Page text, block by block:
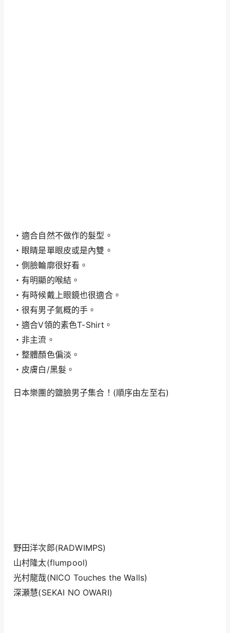
・適合自然不做作的髮型。
・眼睛是單眼皮或是內雙。
・側臉輪廓很好看。
・有明顯的喉結。
・有時候戴上眼鏡也很適合。
・很有男子氣概的手。
・適合V領的素色T-Shirt。
・非主流。
・整體顏色偏淡。
・皮膚白/黑髮。
日本樂團的鹽臉男子集合！(順序由左至右)
野田洋次郎(RADWIMPS)
山村隆太(flumpool)
光村龍哉(NICO Touches the Walls)
深瀬慧(SEKAI NO OWARI)